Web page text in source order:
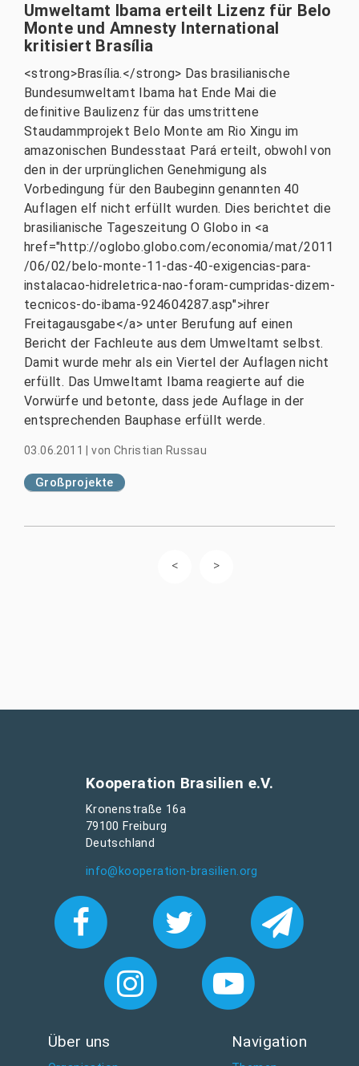
Umweltamt Ibama erteilt Lizenz für Belo
Monte und Amnesty International
kritisiert Brasília
<strong>Brasília.</strong> Das brasilianische
Bundesumweltamt Ibama hat Ende Mai die
definitive Baulizenz für das umstrittene
Staudammprojekt Belo Monte am Rio Xingu im
amazonischen Bundesstaat Pará erteilt, obwohl von
den in der urprünglichen Genehmigung als
Vorbedingung für den Baubeginn genannten 40
Auflagen elf nicht erfüllt wurden. Dies berichtet die
brasilianische Tageszeitung O Globo in <a
href="http://oglobo.globo.com/economia/mat/2011
/06/02/belo-monte-11-das-40-exigencias-para-
instalacao-hidreletrica-nao-foram-cumpridas-dizem-
tecnicos-do-ibama-924604287.asp">ihrer
Freitagausgabe</a> unter Berufung auf einen
Bericht der Fachleute aus dem Umweltamt selbst.
Damit wurde mehr als ein Viertel der Auflagen nicht
erfüllt. Das Umweltamt Ibama reagierte auf die
Vorwürfe und betonte, dass jede Auflage in der
entsprechenden Bauphase erfüllt werde.
03.06.2011 |von Christian Russau
Großprojekte
Kooperation Brasilien e.V.
Kronenstraße 16a
79100 Freiburg
Deutschland
info@kooperation-brasilien.org
Über uns Navigation